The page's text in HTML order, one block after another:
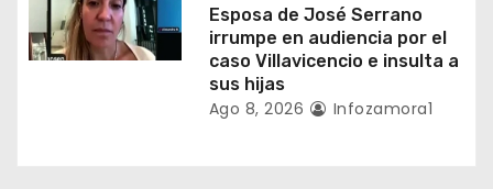
a
s
Esposa de José Serrano
irrumpe en audiencia por el
caso Villavicencio e insulta a
sus hijas
Ago 8, 2026 Infozamora1